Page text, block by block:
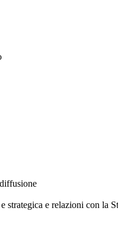
strategica e relazioni con la